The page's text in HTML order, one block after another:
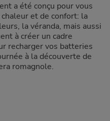
a été conçu pour vous
et de confort: la
la véranda, mais aussi
à créer un cadre
recharger vos batteries
à la découverte de
romagnole.